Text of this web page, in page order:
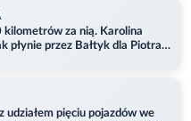
kilometrów za nią. Karolina
płynie przez Bałtyk dla Piotra.
udziałem pięciu pojazdów we